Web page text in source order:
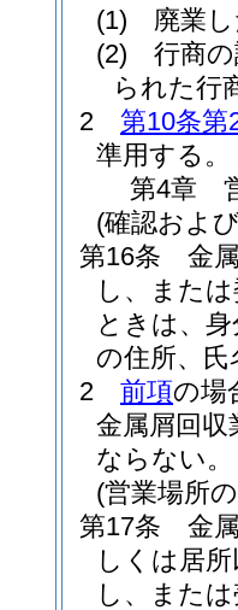
(1)
廃業
(2)
行商
られた行
2
第10条第
準用する。
第4章
(確認およ
第16条
金
し、また
ときは、
の住所、
2
前項の場
金属屑回
ならない。
(営業場所
第17条
金
しくは居
し、また